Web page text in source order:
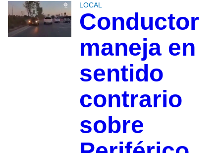
LOCAL
Conductor
maneja en
sentido
contrario
sobre